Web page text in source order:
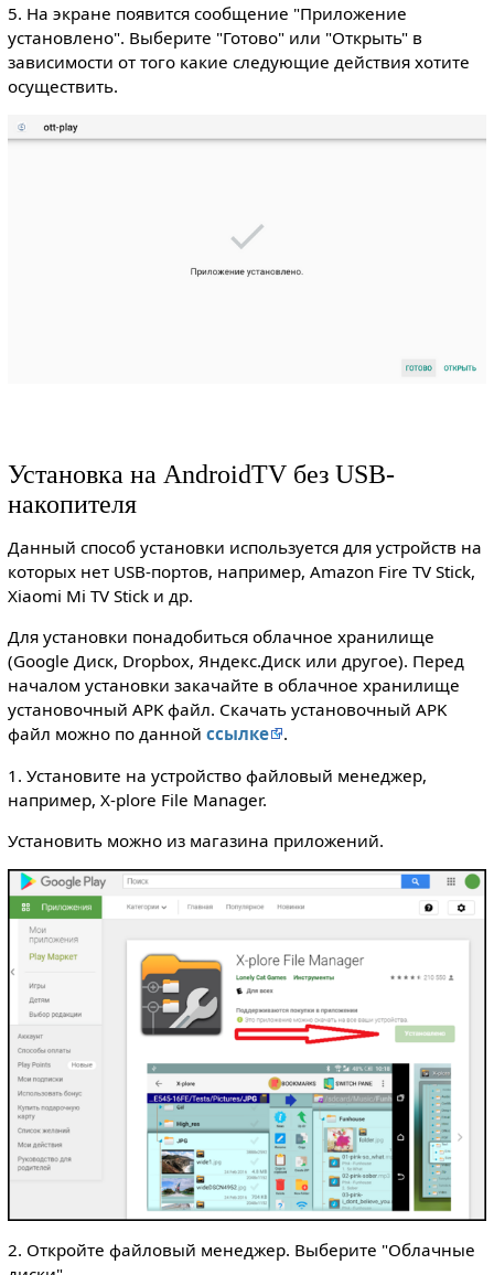
5. На экране появится сообщение "Приложение
установлено". Выберите "Готово" или "Открыть" в
зависимости от того какие следующие действия хотите
осуществить.
Установка на AndroidTV без USB-
накопителя
Данный способ установки используется для устройств на
которых нет USB-портов, например, Amazon Fire TV Stick,
Xiaomi Mi TV Stick и др.
Для установки понадобиться облачное хранилище
(Google Диск, Dropbox, Яндекс.Диск или другое). Перед
началом установки закачайте в облачное хранилище
установочный APK файл. Скачать установочный APK
файл можно по данной ссылке
.
1. Установите на устройство файловый менеджер,
например, X-plore File Manager.
Установить можно из магазина приложений.
2. Откройте файловый менеджер. Выберите "Облачные